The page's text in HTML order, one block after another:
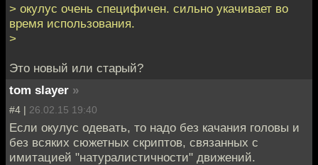
> окулус очень специфичен. сильно укачивает во
время использования.
>
Это новый или старый?
tom slayer »
#4 | 26.02.15 19:40
Если окулус одевать, то надо без качания головы и
без всяких сюжетных скриптов, связанных с
имитацией "натуралистичности" движений.